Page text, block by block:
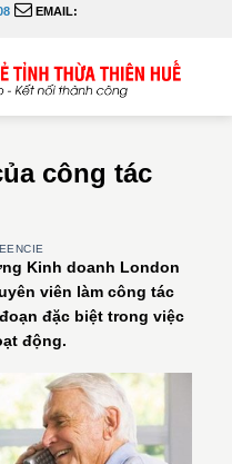
EMAIL:
công tác
Kinh doanh London
viên làm công tác
đặc biệt trong việc
động.